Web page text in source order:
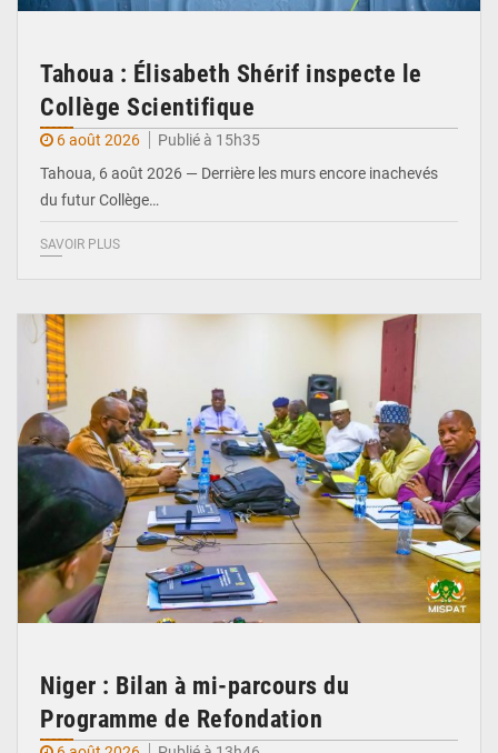
Tahoua : Élisabeth Shérif inspecte le
Collège Scientifique
6 août 2026
Publié à 15h35
Tahoua, 6 août 2026 — Derrière les murs encore inachevés
du futur Collège…
SAVOIR PLUS
Niger : Bilan à mi-parcours du
Programme de Refondation